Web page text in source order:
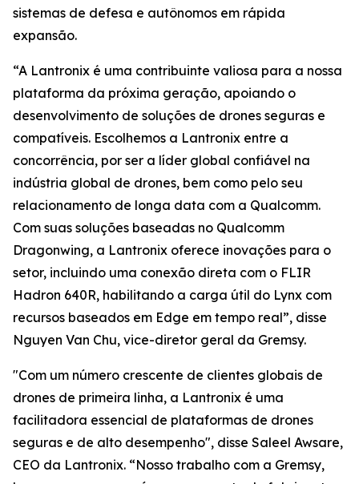
sistemas de defesa e autônomos em rápida
expansão.
“A Lantronix é uma contribuinte valiosa para a nossa
plataforma da próxima geração, apoiando o
desenvolvimento de soluções de drones seguras e
compatíveis. Escolhemos a Lantronix entre a
concorrência, por ser a líder global confiável na
indústria global de drones, bem como pelo seu
relacionamento de longa data com a Qualcomm.
Com suas soluções baseadas no Qualcomm
Dragonwing, a Lantronix oferece inovações para o
setor, incluindo uma conexão direta com o FLIR
Hadron 640R, habilitando a carga útil do Lynx com
recursos baseados em Edge em tempo real”, disse
Nguyen Van Chu, vice-diretor geral da Gremsy.
"Com um número crescente de clientes globais de
drones de primeira linha, a Lantronix é uma
facilitadora essencial de plataformas de drones
seguras e de alto desempenho", disse Saleel Awsare,
CEO da Lantronix. “Nosso trabalho com a Gremsy,